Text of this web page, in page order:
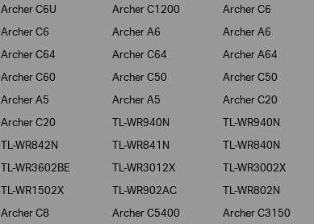
Archer C6U
Archer C1200 Archer C6
Archer C6
Archer A6 Archer A6
Archer C64
Archer C64 Archer A64
Archer C60
Archer C50 Archer C50
Archer A5
Archer A5 Archer C20
Archer C20
TL-WR940N TL-WR940N
TL-WR842N
TL-WR841N TL-WR840N
TL-WR3602BE
TL-WR3012X TL-WR3002X
TL-WR1502X
TL-WR902AC TL-WR802N
Archer C8
Archer C5400 Archer C3150